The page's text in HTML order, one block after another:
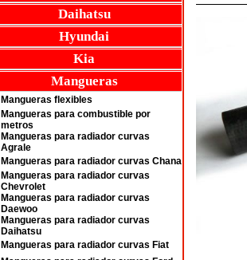
Daihatsu
Hyundai
Kia
Mangueras
Mangueras flexibles
Mangueras para combustible por
metros
Mangueras para radiador curvas
Agrale
Mangueras para radiador curvas Chana
Mangueras para radiador curvas
Chevrolet
Mangueras para radiador curvas
Daewoo
Mangueras para radiador curvas
Daihatsu
Mangueras para radiador curvas Fiat